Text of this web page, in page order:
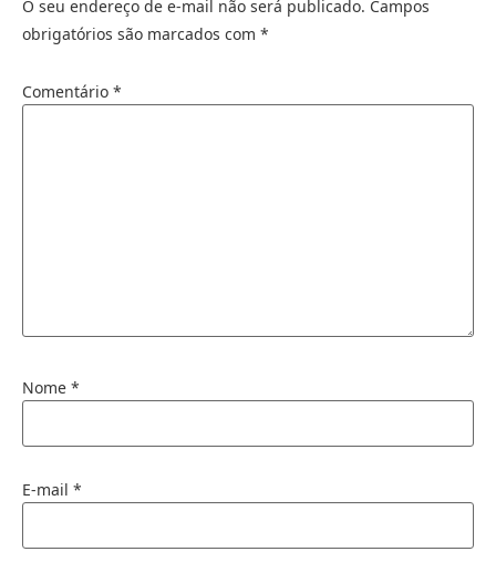
O seu endereço de e-mail não será publicado. Campos
obrigatórios são marcados com *
Comentário *
Nome *
E-mail *